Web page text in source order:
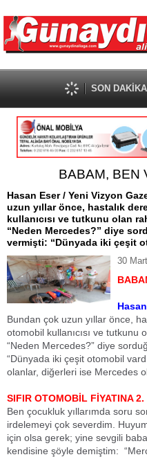
SON DAKİKA
BABAM, BEN
Hasan Eser / Yeni Vizyon
uzun yıllar önce, hastalık
kullanıcısı ve tutkunu olan
“Neden Mercedes?” diye
vermişti: “Dünyada iki çeşit
30
Bundan çok uzun yıllar önce,
otomobil kullanıcısı ve tutkunu
“Neden Mercedes?” diye
“Dünyada iki çeşit otomobil
olanlar, diğerleri ise Mercedes
SIFIR OTOMOBİL FİYATINA
Ben çocukluk yıllarımda soru
irdelemeyi çok severdim.
için olsa gerek; yine sevgili
kendisine şöyle demiştim: